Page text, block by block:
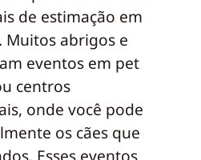
de estimação em
Muitos abrigos e
eventos em pet
centros
onde você pode
os cães que
Esses eventos